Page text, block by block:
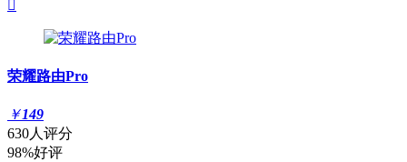

荣耀路由Pro
￥149
630人评分
98%好评